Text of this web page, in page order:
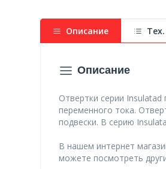
Описание
Описание
Отвертки серии
переменного тока.
подвески. В серию
В нашем интернет
можете посмотреть